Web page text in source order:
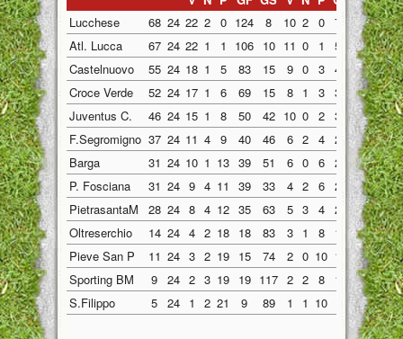
Lucchese
68 24 22 2 0 124 8 10 2 0 72 3 12 0
Atl. Lucca
67 24 22 1 1 106 10 11 0 1 53 5 11 1
Castelnuovo
55 24 18 1 5 83 15 9 0 3 45 6 9 1
Croce Verde
52 24 17 1 6 69 15 8 1 3 34 8 9 0
Juventus C.
46 24 15 1 8 50 42 10 0 2 33 15 5 1
F.Segromigno 37 24 11 4 9 40 46 6 2 4 28 22 5 2
Barga
31 24 10 1 13 39 51 6 0 6 25 23 4 1
P. Fosciana
31 24 9 4 11 39 33 4 2 6 23 19 5 2
PietrasantaM
28 24 8 4 12 35 63 5 3 4 21 27 3 1
Oltreserchio
14 24 4 2 18 18 83 3 1 8 10 30 1 1
Pieve San P
11 24 3 2 19 15 74 2 0 10 11 31 1 2
Sporting BM
9 24 2 3 19 19 117 2 2 8 14 57 0 1
S.Filippo
5 24 1 2 21 9 89 1 1 10 29 0 1